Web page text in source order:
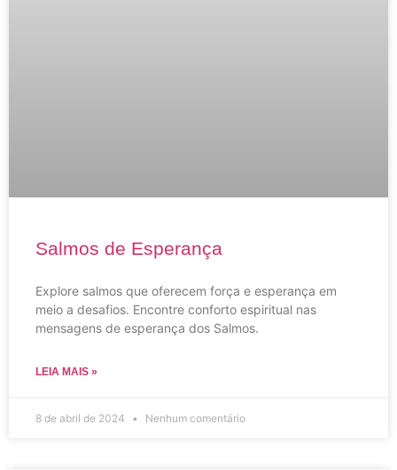
Salmos de Esperança
Explore salmos que oferecem força e esperança em
meio a desafios. Encontre conforto espiritual nas
mensagens de esperança dos Salmos.
LEIA MAIS »
8 de abril de 2024 Nenhum comentário